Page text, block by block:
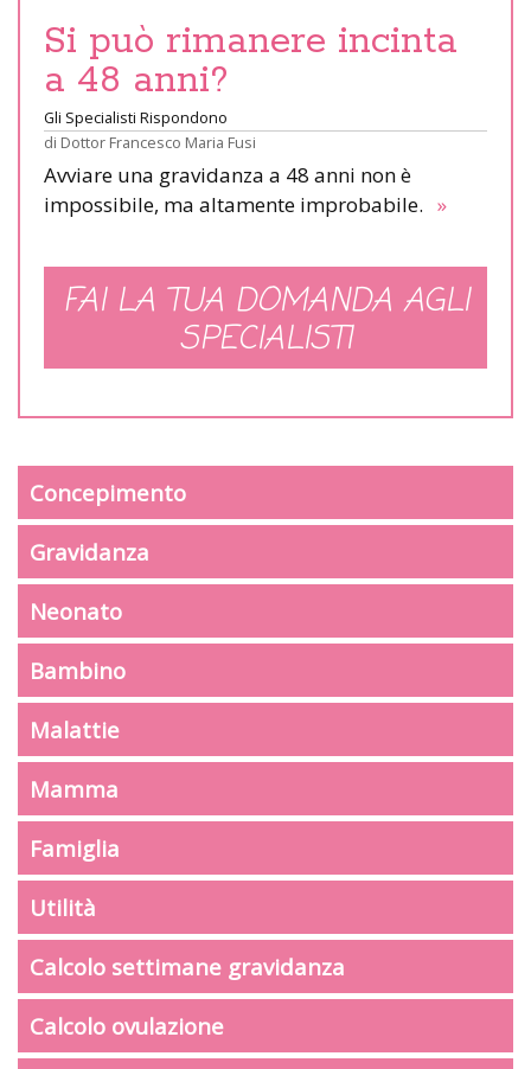
Si può rimanere incinta
a 48 anni?
Gli Specialisti Rispondono
di Dottor Francesco Maria Fusi
Avviare una gravidanza a 48 anni non è
impossibile, ma altamente improbabile. »
FAI LA TUA DOMANDA AGLI
SPECIALISTI
Concepimento
Gravidanza
Neonato
Bambino
Malattie
Mamma
Famiglia
Utilità
Calcolo settimane gravidanza
Calcolo ovulazione